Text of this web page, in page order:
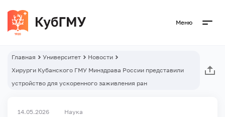
Меню
Главная Университет
Новости
Хирурги Кубанского ГМУ Минздрава России представили
устройство для ускоренного заживления ран
14.05.2026 Наука